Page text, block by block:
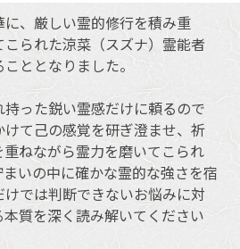
、厳しい霊的修行を積み重
られた涼菜（スズナ）霊能者
ととなりました。
った鋭い霊感だけに頼るので
て己の感覚を研ぎ澄ませ、祈
重ねながら霊力を磨いてこられ
いの中に確かな霊的な強さを宿
けでは判断できないお悩みに対
質を深く読み解いてください